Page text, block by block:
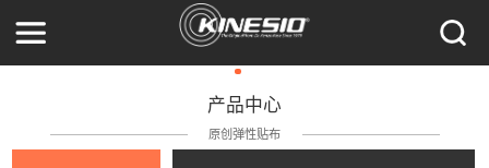
产品中心
原创弹性贴布